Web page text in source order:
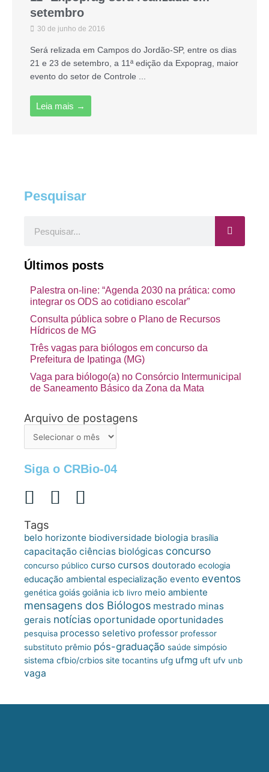
setembro
30 de junho de 2016
Será relizada em Campos do Jordão-SP, entre os dias
21 e 23 de setembro, a 11ª edição da Expoprag, maior
evento do setor de Controle ...
Leia mais →
Pesquisar
Últimos posts
Palestra on-line: “Agenda 2030 na prática: como
integrar os ODS ao cotidiano escolar”
Consulta pública sobre o Plano de Recursos
Hídricos de MG
Três vagas para biólogos em concurso da
Prefeitura de Ipatinga (MG)
Vaga para biólogo(a) no Consórcio Intermunicipal
de Saneamento Básico da Zona da Mata
Arquivo de postagens
Arquivo
Siga o CRBio-04
Tags
belo horizonte biodiversidade biologia brasília
capacitação ciências biológicas concurso
concurso público curso cursos doutorado ecologia
educação ambiental especialização evento eventos
genética goiás goiânia icb livro meio ambiente
mensagens dos Biólogos mestrado minas
gerais notícias oportunidade oportunidades
pesquisa processo seletivo professor professor
substituto prêmio pós-graduação saúde simpósio
sistema cfbio/crbios site tocantins ufg ufmg uft ufv unb
vaga